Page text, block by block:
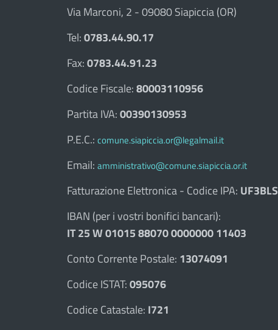
Via Marconi, 2 - 09080 Siapiccia (OR)
Tel:0783.44.90.17
Fax:0783.44.91.23
Codice Fiscale:80003110956
Partita IVA:00390130953
P.E.C.: comune.siapiccia.or@legalmail.it
Email: amministrativo@comune.siapiccia.or.it
Fatturazione Elettronica - Codice IPA: UF3BLS
IBAN (per i vostri bonifici bancari):
IT 25 W 01015 88070 0000000 11403
Conto Corrente Postale: 13074091
Codice ISTAT:095076
Codice Catastale: I721